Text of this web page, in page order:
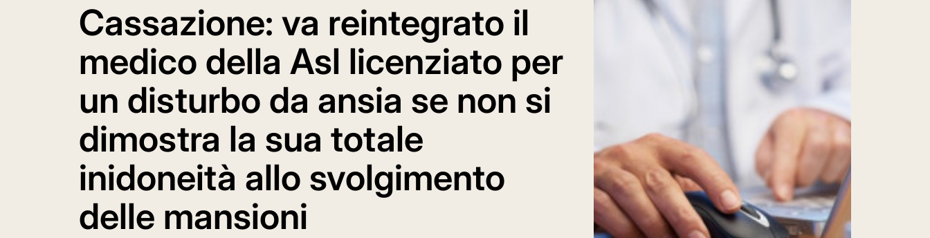
Cassazione: va reintegrato il
medico della Asl licenziato per
un disturbo da ansia se non si
dimostra la sua totale
inidoneità allo svolgimento
delle mansioni